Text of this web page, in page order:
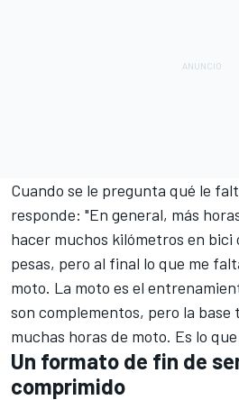
Cuando se le pregunta qué le
responde: "En general, más
hacer muchos kilómetros en bici
pesas, pero al final lo que me
moto. La moto es el
son complementos, pero la
muchas horas de moto. Es lo
Un formato de fin de
comprimido